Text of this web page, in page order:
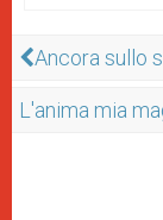
Ancora sullo
L'anima mia